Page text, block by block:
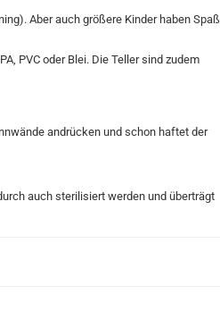
Aber auch größere Kinder haben Spaß
PVC oder Blei. Die Teller sind zudem
andrücken und schon haftet der
auch sterilisiert werden und überträgt